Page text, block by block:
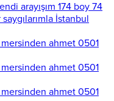
arayışım 174 boy 74
İstanbul
ahmet 0501
ahmet 0501
ahmet 0501